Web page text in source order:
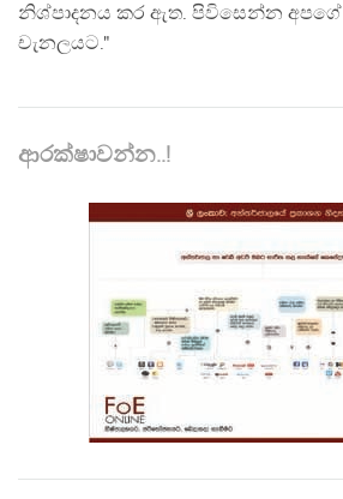
නිශ්පාදනය කර ඇත. පිවිසෙන්න අපගේ
චැනලයට."
ආරක්ෂාවන්න..!